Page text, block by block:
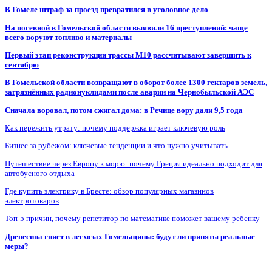
В Гомеле штраф за проезд превратился в уголовное дело
На посевной в Гомельской области выявили 16 преступлений: чаще
всего воруют топливо и материалы
Первый этап реконструкции трассы М10 рассчитывают завершить к
сентябрю
В Гомельской области возвращают в оборот более 1300 гектаров земель,
загрязнённых радионуклидами после аварии на Чернобыльской АЭС
Сначала воровал, потом сжигал дома: в Речице вору дали 9,5 года
Как пережить утрату: почему поддержка играет ключевую роль
Бизнес за рубежом: ключевые тенденции и что нужно учитывать
Путешествие через Европу к морю: почему Греция идеально подходит для
автобусного отдыха
Где купить электрику в Бресте: обзор популярных магазинов
электротоваров
Топ-5 причин, почему репетитор по математике поможет вашему ребенку
Древесина гниет в лесхозах Гомельщины: будут ли приняты реальные
меры?